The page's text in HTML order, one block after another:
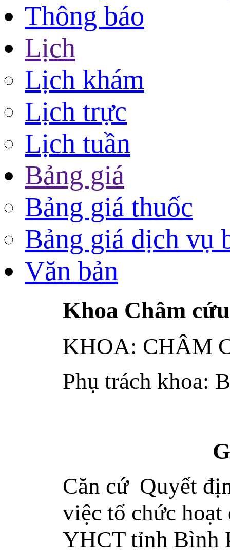
Thông báo
Lịch
Lịch khám
Lịch trực
Lịch tuần
Bảng giá
Bảng giá thuốc
Bảng giá dịch vụ
Văn bản
Khoa Châm
KHOA: CHÂM
Phụ trách khoa:
Căn cứ Quyết
việc tổ chức
YHCT tỉnh Bình